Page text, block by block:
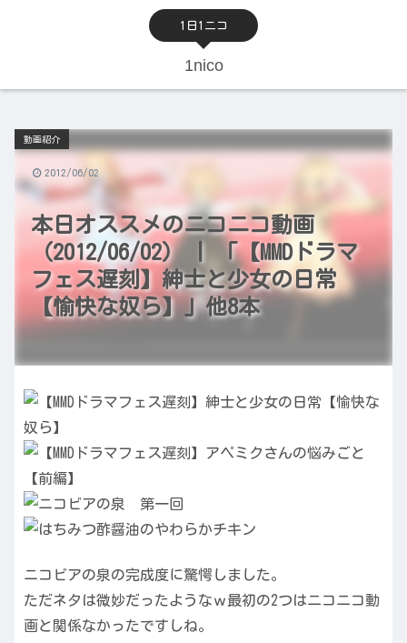
1日1ニコ
1nico
本日オススメのニコニコ動画
（2012/06/02） | 「【MMDドラマ
フェス遅刻】紳士と少女の日常
【愉快な奴ら】」他8本
動画紹介
2012/06/02
ニコビアの泉の完成度に驚愕しました。
ただネタは微妙だったようなｗ最初の2つはニコニコ動
画と関係なかったですしね。